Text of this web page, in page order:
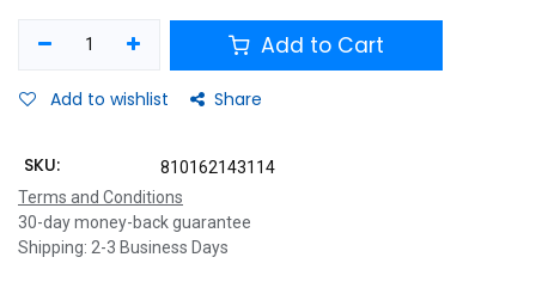
Add to Cart
Add to wishlist Share
SKU:
810162143114
Terms and Conditions
30-day money-back guarantee
Shipping: 2-3 Business Days